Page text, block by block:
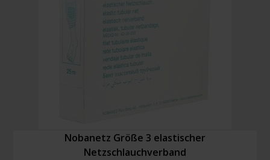
Nobanetz Größe 3 elastischer
Netzschlauchverband